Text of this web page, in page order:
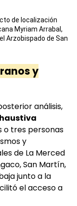
de localización
Myriam Arrabal,
Arzobispado de San
y
análisis,
o tres personas
y
de La Merced
San Martín,
junto a la
el acceso a